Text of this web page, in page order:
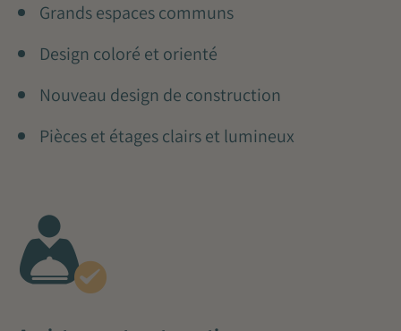
Grands espaces communs
Design coloré et orienté
Nouveau design de construction
Pièces et étages clairs et lumineux